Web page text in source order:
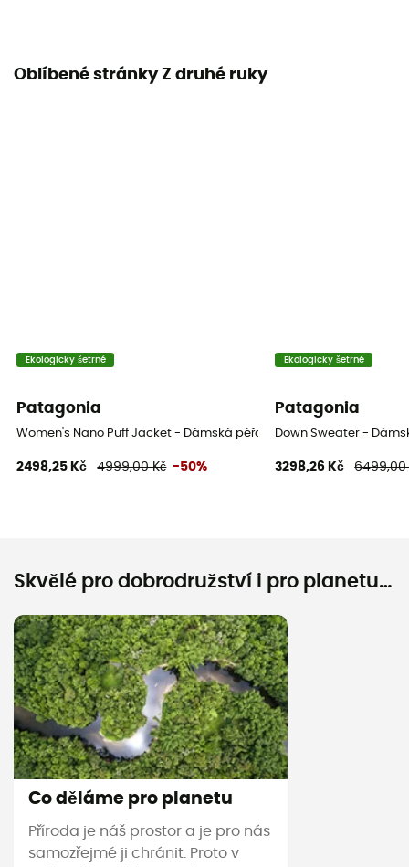
Oblíbené stránky Z druhé ruky
Ekologicky šetrné
Patagonia
Women's Nano Puff Jacket - Dámská péřova
2498,25 Kč 4999,00 Kč -50%
Ekologicky šetrné
Patagonia
Down Sweater -
3298,26 Kč 6499,00
Skvělé pro dobrodružství i pro planetu…
Co děláme pro planetu
Příroda je náš prostor a je pro nás
samozřejmé ji chránit. Proto v